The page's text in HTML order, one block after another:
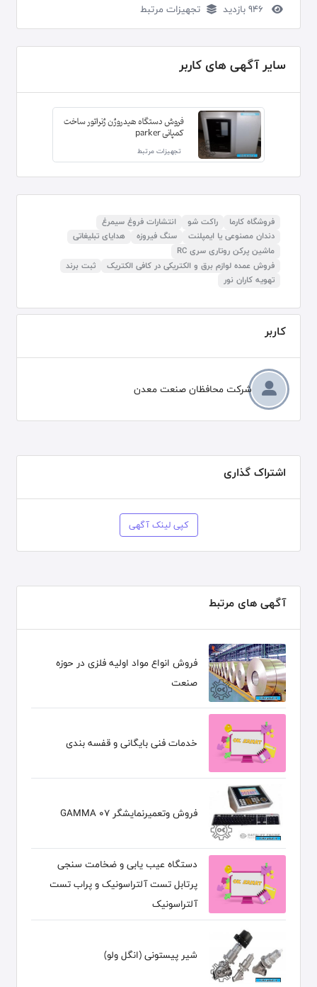
تجهیزات مرتبط
سایر آگهی های کاربر
فروش دستگاه هیدروژن ژنراتور ساخت
کمپانی parker
تجهیزات مرتبط
فروشگاه کارما راکت شو
انتشارات فروغ سیمرغ
دندان مصنوعی یا ایمپلنت
سنگ فیروزه
هدایای تبلیغاتی
ماشین پرکن روتاری سری RC
فروش عمده لوازم برق و الکتریکی در کافی الکتریک
ثبت برند
تهویه کاران نور
کاربر
شرکت محافظان صنعت معدن
اشتراک گذاری
کپی لینک آگهی
آگهی های مرتبط
فروش انواع مواد اولیه فلزی در حوزه
صنعت
خدمات فنی بایگانی و قفسه بندی
فروش وتعمیرنمایشگر GAMMA 07
دستگاه عیب یابی و ضخامت سنجی
پرتابل تست آلتراسونیک و پراب تست
آلتراسونیک
شیر پیستونی (انگل ولو)